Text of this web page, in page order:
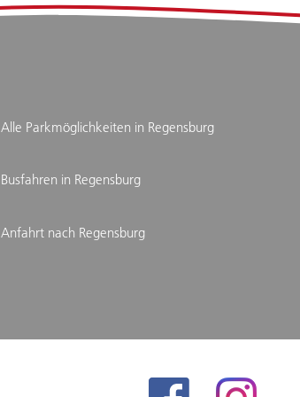
Alle Parkmöglichkeiten in Regensburg
Busfahren in Regensburg
Anfahrt nach Regensburg